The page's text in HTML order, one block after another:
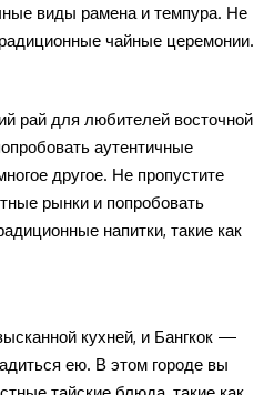
виды рамена и темпура. Не
чайные церемонии.
рай для любителей восточной
аутентичные
другое. Не пропустите
рынки и попробовать
напитки, такие как
кухней, и Бангкок —
ею. В этом городе вы